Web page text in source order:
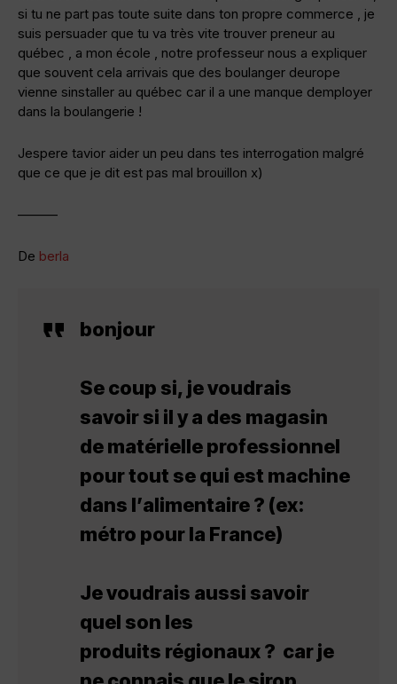
si tu ne part pas toute suite dans ton propre commerce , je
suis persuader que tu va très vite trouver preneur au
québec , a mon école , notre professeur nous a expliquer
que souvent cela arrivais que des boulanger deurope
vienne sinstaller au québec car il a une manque demployer
dans la boulangerie !
Jespere tavior aider un peu dans tes interrogation malgré
que ce que je dit est pas mal brouillon x)
———
De berla
bonjour
Se coup si, je voudrais
savoir si il y a des magasin
de matérielle professionnel
pour tout se qui est machine
dans l’alimentaire ? (ex:
métro pour la France)
Je voudrais aussi savoir
quel son les
produits régionaux ? car je